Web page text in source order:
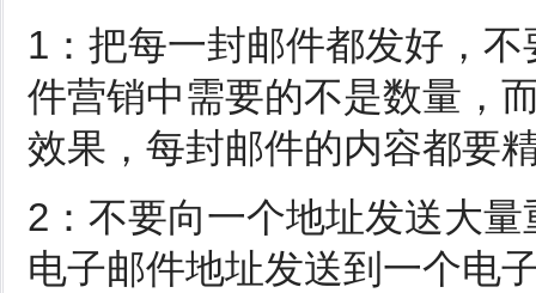
1：把每一封邮件都发好，
件营销中需要的不是数量，
效果，每封邮件的内容都要
2：不要向一个地址发送大
电子邮件地址发送到一个电